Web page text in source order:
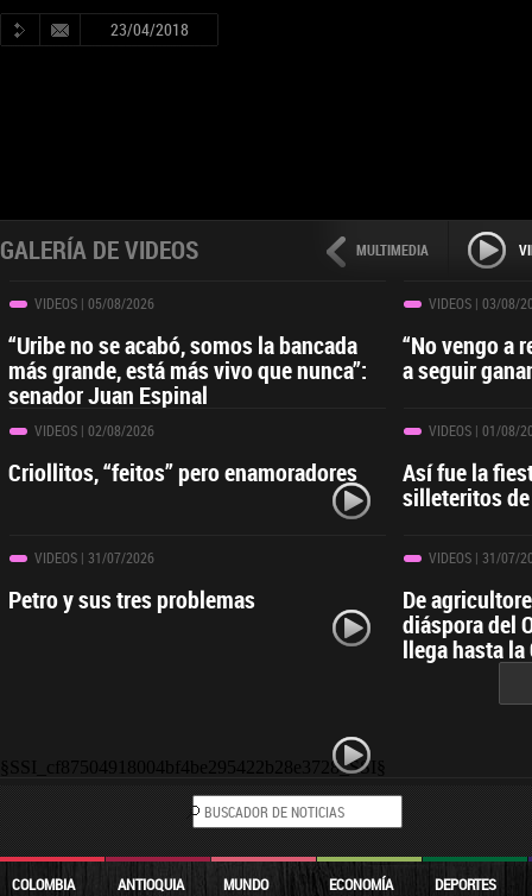
23/04/2018
MULTIMEDIA
GALERÍA DE VIDEOS
VIDEOS | 05/08/2026
“Uribe no se acabó, somos la bancada
más grande, está más vivo que nunca”:
senador Juan Espinal
VIDEOS | 03/08/
“No vengo a
a seguir
VIDEOS | 02/08/2026
Criollitos, “feitos” pero enamoradores
VIDEOS | 01/08/
Así fue la
silleteritos
VIDEOS | 31/07/2026
Petro y sus tres problemas
VIDEOS | 31/07/
De
diáspora del
llega hasta la
§SSI_cf87504918004bf4be295422b28e3728_SSI§
COLOMBIA ANTIOQUIA MUNDO ECONOMÍA DEPORTES